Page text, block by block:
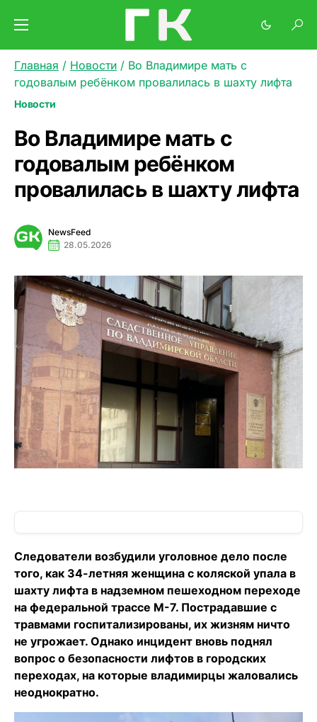
Главная / Новости / Во Владимире мать с
годовалым ребёнком провалилась в шахту лифта
Новости
Во Владимире мать с
годовалым ребёнком
провалилась в шахту лифта
NewsFeed
28.05.2026
Следователи возбудили уголовное дело после
того, как 34-летняя женщина с коляской упала в
шахту лифта в надземном пешеходном переходе
на федеральной трассе М-7. Пострадавшие с
травмами госпитализированы, их жизням ничто
не угрожает. Однако инцидент вновь поднял
вопрос о безопасности лифтов в городских
переходах, на которые владимирцы жаловались
неоднократно.